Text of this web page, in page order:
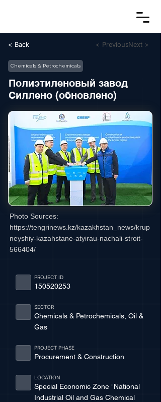
< Back < PreviousNext >
Chemicals & Petrochemicals
Полиэтиленовый завод
Силлено (обновлено)
Photo Sources:
https://tengrinews.kz/kazakhstan_news/krup
neyshiy-kazahstane-atyirau-nachali-stroit-
566404/
150520253
PROJECT ID
Chemicals & Petrochemicals, Oil &
Gas
SECTOR
Procurement & Construction
PROJECT PHASE
Special Economic Zone "National
Industrial Oil and Gas Chemical
LOCATION